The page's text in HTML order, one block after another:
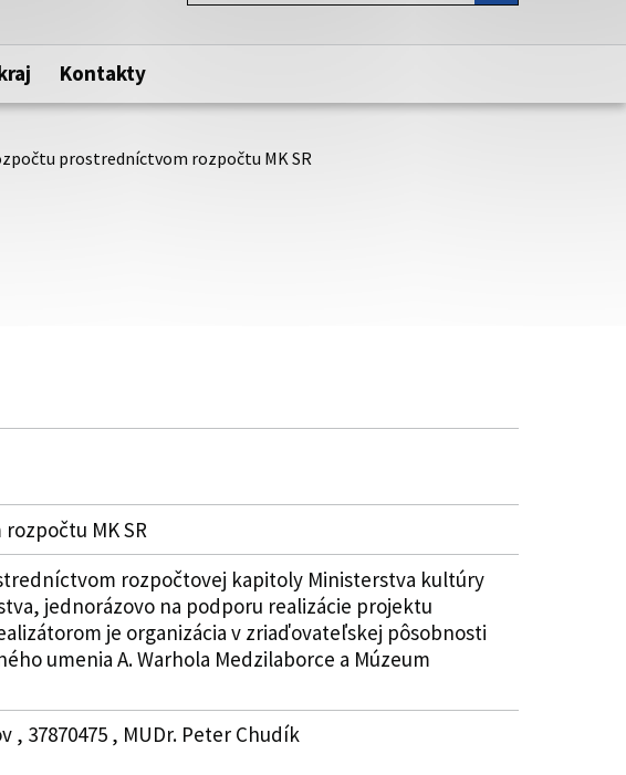
webovú stránku. Zabezpečená stránka vždy začína
názvom domény webového sídla.
Kontakty
prostredníctvom rozpočtu MK SR
MK SR
rozpočtovej kapitoly Ministerstva kultúry
jednorázovo na podporu realizácie projektu
je organizácia v zriaďovateľskej pôsobnosti
umenia A. Warhola Medzilaborce a Múzeum
, 37870475 , MUDr. Peter Chudík